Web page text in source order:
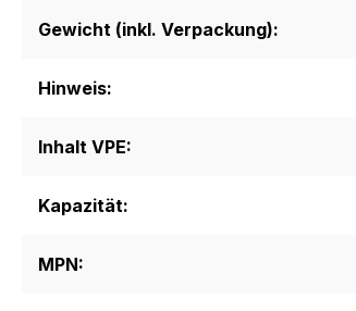
Gewicht (inkl. Verpackung):
Hinweis:
Inhalt VPE:
Kapazität:
MPN: